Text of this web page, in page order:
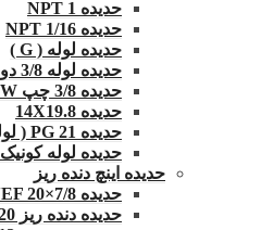
حدیده NPT 1
حدیده 1/16 NPT
حدیده لوله ( G )
حدیده لوله 3/8 دور کوچک
حدیده 3/8 چپ BSW
حدیده 14X19.8
حدیده 21 PG ( لوله برق )
حدیده لوله کونیک 1/2-1 BSPT
حدیده اینچ دنده ریز
حدیده UNEF 20×7/8
حدیده دنده ریز 20×1/2